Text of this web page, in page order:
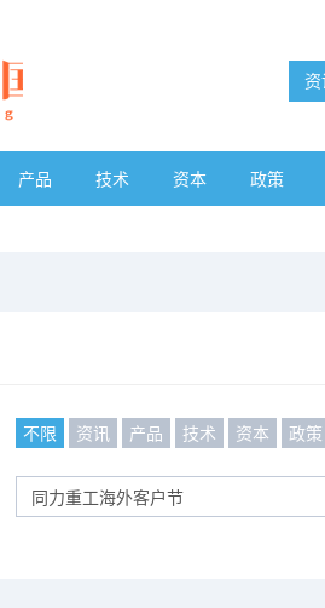
产品 技术 资本 政策
不限 资讯 产品 技术 资本 政策